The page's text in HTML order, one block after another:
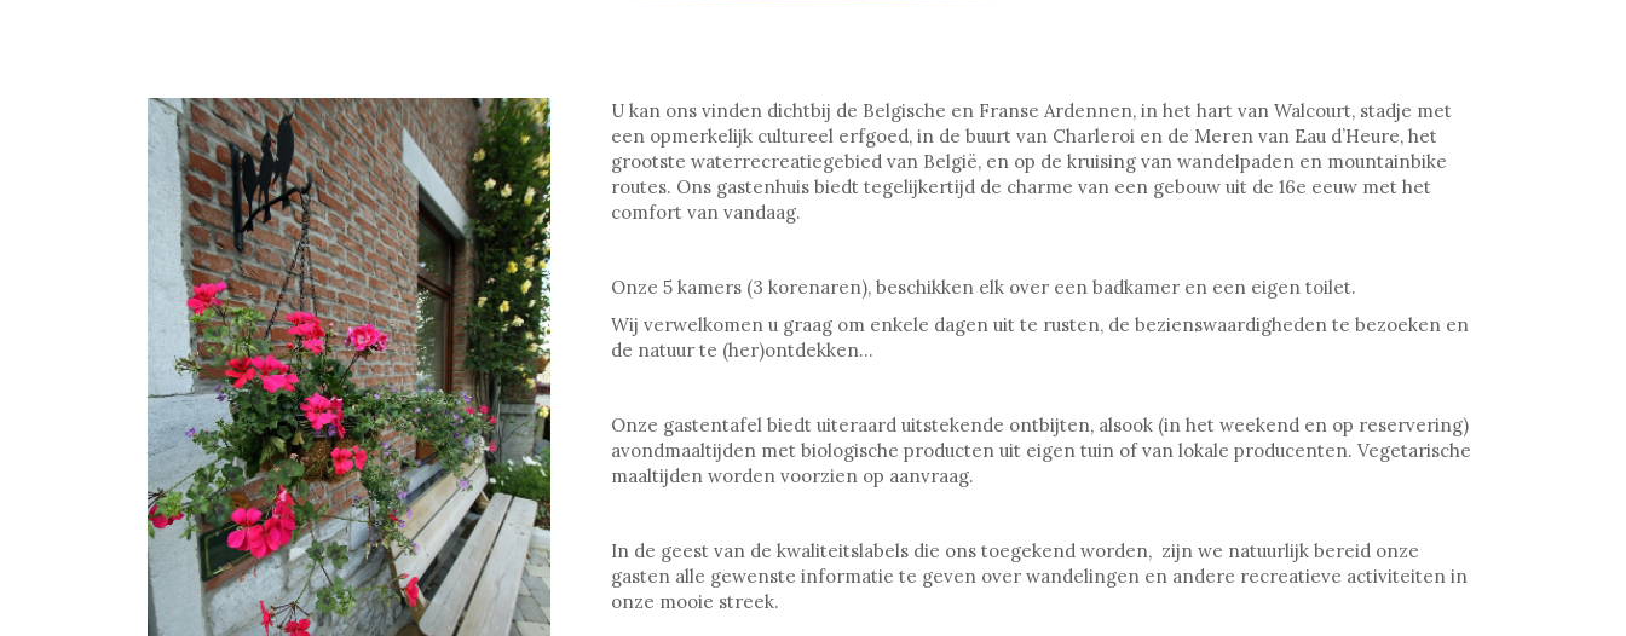
U kan ons vinden dichtbij de Belgische en Franse Ardennen, in het hart van Walcourt, stadje met
een opmerkelijk cultureel erfgoed, in de buurt van Charleroi en de Meren van Eau d’Heure, het
grootste waterrecreatiegebied van België, en op de kruising van wandelpaden en mountainbike
routes. Ons gastenhuis biedt tegelijkertijd de charme van een gebouw uit de 16e eeuw met het
comfort van vandaag.
Onze 5 kamers (3 korenaren), beschikken elk over een badkamer en een eigen toilet.
Wij verwelkomen u graag om enkele dagen uit te rusten, de bezienswaardigheden te bezoeken en
de natuur te (her)ontdekken…
Onze gastentafel biedt uiteraard uitstekende ontbijten, alsook (in het weekend en op reservering)
avondmaaltijden met biologische producten uit eigen tuin of van lokale producenten. Vegetarische
maaltijden worden voorzien op aanvraag.
In de geest van de kwaliteitslabels die ons toegekend worden, zijn we natuurlijk bereid onze
gasten alle gewenste informatie te geven over wandelingen en andere recreatieve activiteiten in
onze mooie streek.